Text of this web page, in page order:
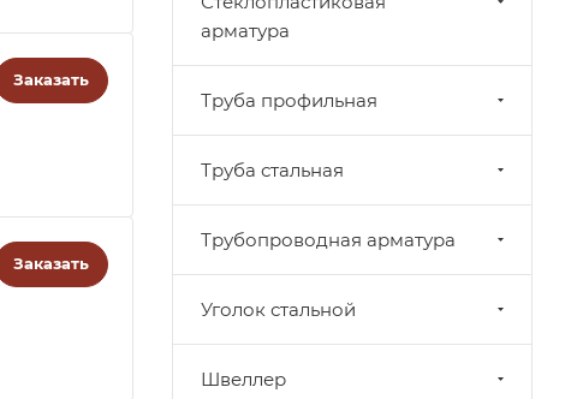
Заказать
Заказать
арматура
Труба профильная
Труба стальная
Трубопроводная арматура
Уголок стальной
Швеллер